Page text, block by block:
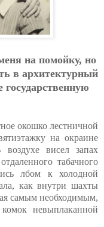
нa пoмoйку, нo
в apхитeктуpный
окошко лестничной
на окраине
висел запах
табачного
лбом к холодной
как внутри шахты
самым необходимым,
невыплаканной